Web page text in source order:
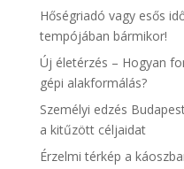
Hőségriadó vagy esős
tempójában bármikor!
Új életérzés – Hogyan
gépi alakformálás?
Személyi edzés
a kitűzött céljaidat
Érzelmi térkép a